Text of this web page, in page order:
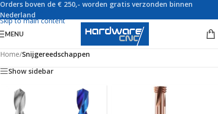
Skip to navigation
Skip to main content
Orders boven de € 250,- worden gratis verzonden binnen
Nederland
MENU
Home/Snijgereedschappen
Show sidebar